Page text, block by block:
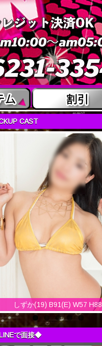
event
CAST
しずか(19) B91(E) W57 H88
で面接◆